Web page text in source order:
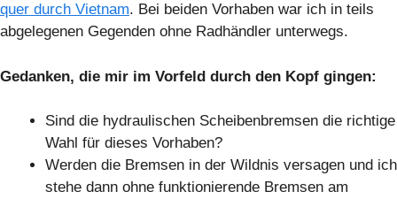
quer durch Vietnam. Bei beiden Vorhaben war ich in teils
abgelegenen Gegenden ohne Radhändler unterwegs.
Gedanken, die mir im Vorfeld durch den Kopf gingen:
Sind die hydraulischen Scheibenbremsen die richtige
Wahl für dieses Vorhaben?
Werden die Bremsen in der Wildnis versagen und ich
stehe dann ohne funktionierende Bremsen am